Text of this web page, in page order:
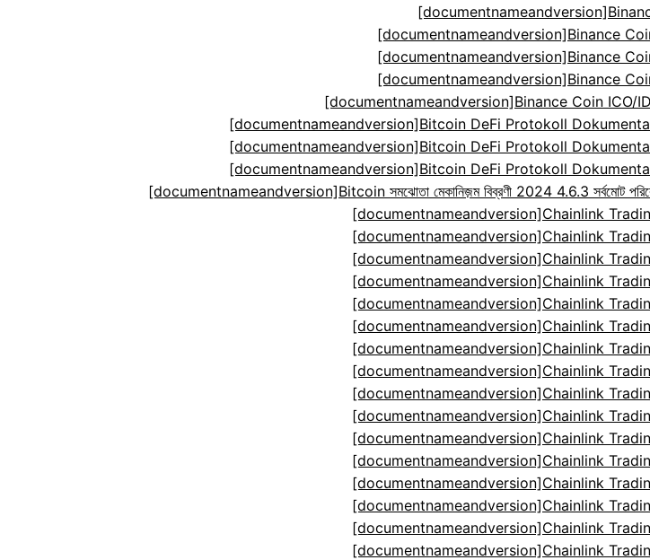
[documentnameandversion]Binance
[documentnameandversion]Binance
[documentnameandversion]Binance
[documentnameandversion]Binance Coin ICO/
[documentnameandversion]Bitcoin DeFi Protokoll
[documentnameandversion]Bitcoin DeFi Protokoll
[documentnameandversion]Bitcoin DeFi Protokoll
[documentnameandversion]Bitcoin সমঝোতা মেকানিজ়ম বিব্রণী 2024 4.6.3 সর্বমোট
[documentnameandversion]Chainlink
[documentnameandversion]Chainlink
[documentnameandversion]Chainlink
[documentnameandversion]Chainlink
[documentnameandversion]Chainlink
[documentnameandversion]Chainlink
[documentnameandversion]Chainlink
[documentnameandversion]Chainlink
[documentnameandversion]Chainlink
[documentnameandversion]Chainlink
[documentnameandversion]Chainlink
[documentnameandversion]Chainlink
[documentnameandversion]Chainlink
[documentnameandversion]Chainlink
[documentnameandversion]Chainlink
[documentnameandversion]Chainlink